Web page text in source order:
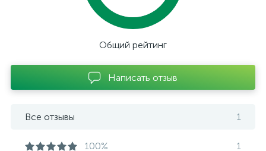
Общий рейтинг
Написать отзыв
Все отзывы 1
100% 1